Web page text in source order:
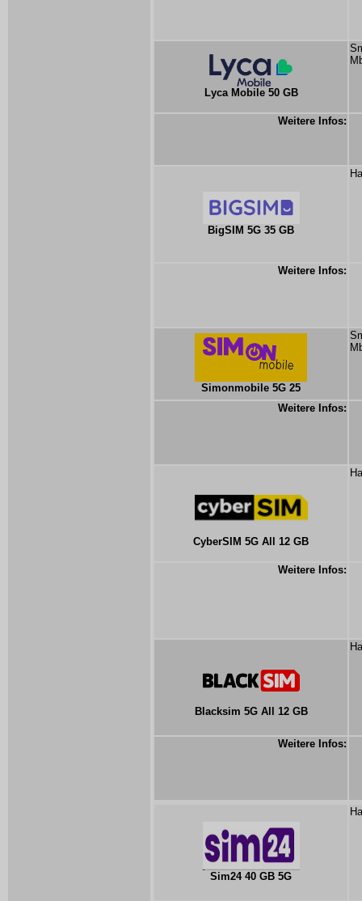
Lyca Mobile 50 GB
Weitere Infos:
BigSIM 5G 35 GB
Weitere Infos:
Simonmobile 5G 25
Weitere Infos:
CyberSIM 5G All 12 GB
Weitere Infos:
Blacksim 5G All 12 GB
Weitere Infos:
Sim24 40 GB 5G